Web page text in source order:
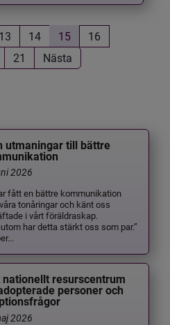
13 14 15
16
21 Nästa
utmaningar till bättre
2026
fått en bättre kommunikation
tonåringar och känt oss
i vårt föräldraskap.
har detta stärkt oss som par.”
nationellt resurscentrum
personer och
2026